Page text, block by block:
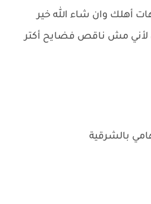
أهلك وان شاء الله خير
لأني مش ناقص فضايح أكتر
بالشرقية